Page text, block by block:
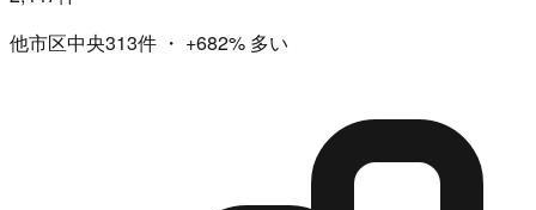
他市区中央313件 ・ +682% 多い